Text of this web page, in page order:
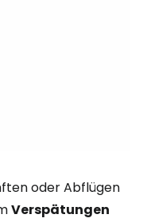
oder Abflügen
Verspätungen